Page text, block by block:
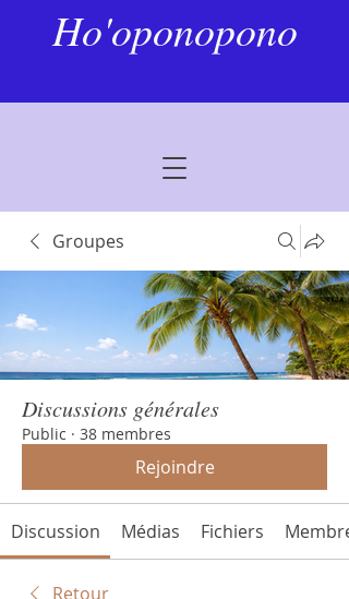
Ho'oponopono
Groupes
Discussions générales
Public · 38 membres
Rejoindre
Discussion Médias Fichiers
Retour